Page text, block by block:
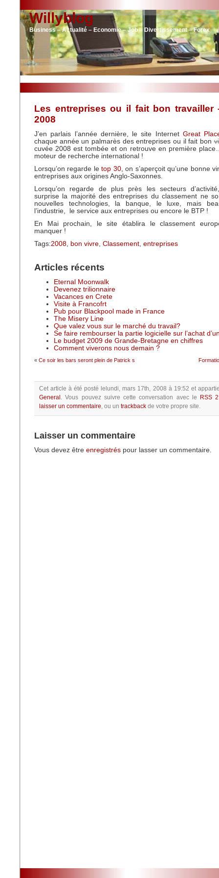
Willyblog
Business – Actualité – Economie – Job – Divertissement – Forex
Les entreprises ou il fait bon travailler
2008
J’en parlais l’année dernière, le site Internet Great
chaque année un palmarès des entreprises ou il fait bon
cuvée 2008 est tombée et on retrouve en première
moteur de recherche international !
Lorsqu’on regarde letop 30, on s’aperçoit qu’une bonne
entreprises aux origines Anglo-Saxonnes.
Lorsqu’on regarde de plus près les secteurs
surprise la majorité des entreprises du classement ne
nouvelles technologies, la banque, le luxe, mais
l’industrie, le service aux entreprises ou encore le BTP !
En Mai prochain, le site établira le classement
manquer !
Tags:2008, bon vivre, Classement, entreprises
Articles récents
Eternal Moonwalk
Devenez trilionnaire
Vacances en Crete
Visite à Francofrt
Pub pour Blackpool made in France
The Misery Line
Que valez vous sur le marché du travail?
Se faire rembourser la partie logicielle sur l’achat
Le budget 2009 de Grande-Bretagne en chiffres
Comment viverons nous demain ?
« Ce soir les bars seront plein de Patrick s
Cet article à été posté lelundi, mars 17th, 2008 à 19:52 et
General .Vous pouvez suivre cette conversation avec le
RSS
laisser un commentaire, ou un trackback de votre propre site.
Laisser un commentaire
Vous devez être enregistrés pour lasser un commentaire.